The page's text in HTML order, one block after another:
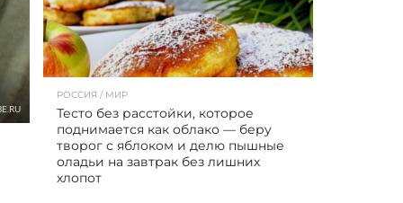
РОССИЯ / МИР
Тесто без расстойки, которое
поднимается как облако — беру
творог с яблоком и делю пышные
оладьи на завтрак без лишних
хлопот